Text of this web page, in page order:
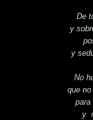
De
y
y
No
que
para
y